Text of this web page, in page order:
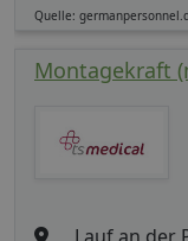
Quelle:
Montagekraft
Lauf an der